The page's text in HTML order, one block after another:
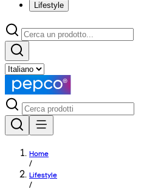
Lifestyle
Home
/
Lifestyle
/